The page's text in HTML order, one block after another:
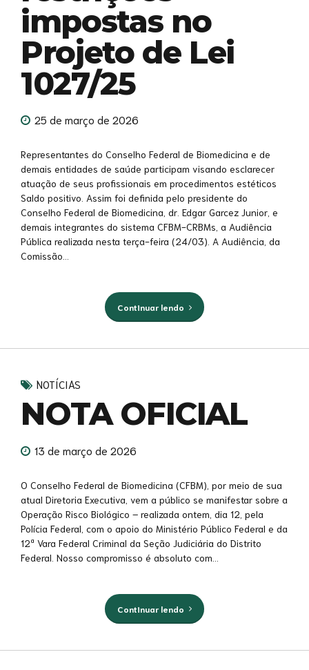
impostas no
Projeto de Lei
1027/25
25 de março de 2026
Representantes do Conselho Federal de Biomedicina e de
demais entidades de saúde participam visando esclarecer
atuação de seus profissionais em procedimentos estéticos
Saldo positivo. Assim foi definida pelo presidente do
Conselho Federal de Biomedicina, dr. Edgar Garcez Junior, e
demais integrantes do sistema CFBM-CRBMs, a Audiência
Pública realizada nesta terça-feira (24/03). A Audiência, da
Comissão...
Continuar lendo
NOTÍCIAS
NOTA OFICIAL
13 de março de 2026
O Conselho Federal de Biomedicina (CFBM), por meio de sua
atual Diretoria Executiva, vem a público se manifestar sobre a
Operação Risco Biológico – realizada ontem, dia 12, pela
Polícia Federal, com o apoio do Ministério Público Federal e da
12ª Vara Federal Criminal da Seção Judiciária do Distrito
Federal. Nosso compromisso é absoluto com...
Continuar lendo